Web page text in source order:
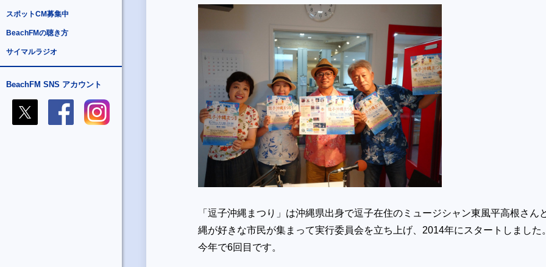
スポットCM募集中
BeachFMの聴き方
サイマルラジオ
BeachFM SNS アカウント
「逗子沖縄まつり」は沖縄県出身で逗子在住のミュージシャン東風平高根さん
縄が好きな市民が集まって実行委員会を立ち上げ、2014年にスタートしました。
今年で6回目です。